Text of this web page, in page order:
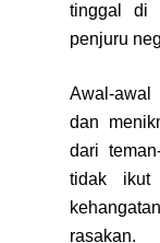
tinggal di
penjuru
Awal-
dan
dari
tidak ikut
rasakan.